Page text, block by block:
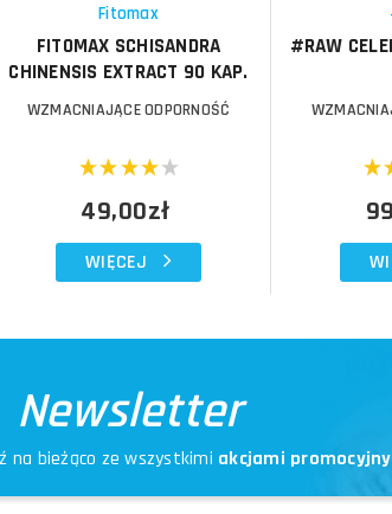
Fitomax
FITOMAX SCHISANDRA
CHINENSIS EXTRACT 90 KAP.
WZMACNIAJĄCE ODPORNOŚĆ
49,00zł
WIĘCEJ
#RAW
Newsletter
na bieżąco ze wszystkimi akcjami